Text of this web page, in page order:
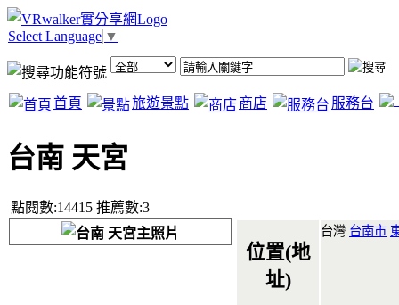
Select Language ▼
首頁 旅遊景點 商店 服務台
台南 天宮
點閱數:14415 推薦數:3
位置(地
址)
台灣. 台南市